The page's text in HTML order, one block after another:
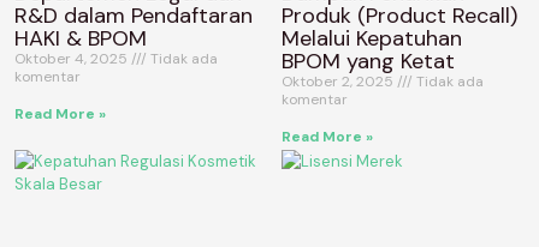
R&D dalam Pendaftaran
HAKI & BPOM
Oktober 4, 2025
Tidak ada
komentar
Read More »
Produk (Product Recall)
Melalui Kepatuhan
BPOM yang Ketat
Oktober 2, 2025
Tidak ada
komentar
Read More »